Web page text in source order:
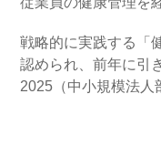
戦略的に実践する「
認められ、前年に引
2025（中小規模法人